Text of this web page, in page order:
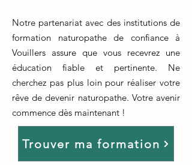
Notre partenariat avec des institutions de
formation naturopathe de confiance à
Vouillers assure que vous recevrez une
éducation fiable et pertinente. Ne
cherchez pas plus loin pour réaliser votre
rêve de devenir naturopathe. Votre avenir
commence dès maintenant !
Trouver ma formation